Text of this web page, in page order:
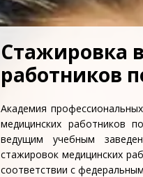
Стажировка
работников
Академия
медицинских работников
ведущим учебным
стажировок медицинских
соответствии с